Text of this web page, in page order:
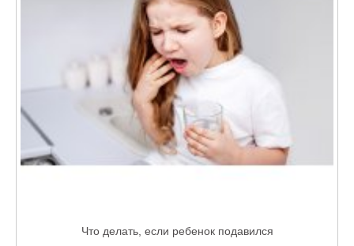
Что делать, если ребенок подавился